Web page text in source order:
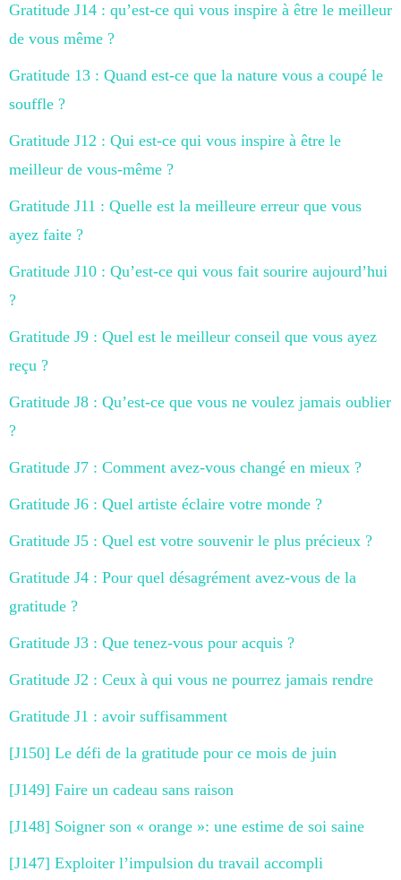
Gratitude J14 : qu’est-ce qui vous inspire à être le meilleur
de vous même ?
Gratitude 13 : Quand est-ce que la nature vous a coupé le
souffle ?
Gratitude J12 : Qui est-ce qui vous inspire à être le
meilleur de vous-même ?
Gratitude J11 : Quelle est la meilleure erreur que vous
ayez faite ?
Gratitude J10 : Qu’est-ce qui vous fait sourire aujourd’hui
?
Gratitude J9 : Quel est le meilleur conseil que vous ayez
reçu ?
Gratitude J8 : Qu’est-ce que vous ne voulez jamais oublier
?
Gratitude J7 : Comment avez-vous changé en mieux ?
Gratitude J6 : Quel artiste éclaire votre monde ?
Gratitude J5 : Quel est votre souvenir le plus précieux ?
Gratitude J4 : Pour quel désagrément avez-vous de la
gratitude ?
Gratitude J3 : Que tenez-vous pour acquis ?
Gratitude J2 : Ceux à qui vous ne pourrez jamais rendre
Gratitude J1 : avoir suffisamment
[J150] Le défi de la gratitude pour ce mois de juin
[J149] Faire un cadeau sans raison
[J148] Soigner son « orange »: une estime de soi saine
[J147] Exploiter l’impulsion du travail accompli